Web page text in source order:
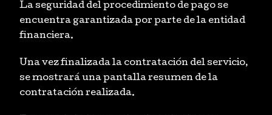
La seguridad del procedimiento de pago se
encuentra garantizada por parte de la entidad
financiera.
Una vez finalizada la contratación del servicio,
se mostrará una pantalla resumen de la
contratación realizada.